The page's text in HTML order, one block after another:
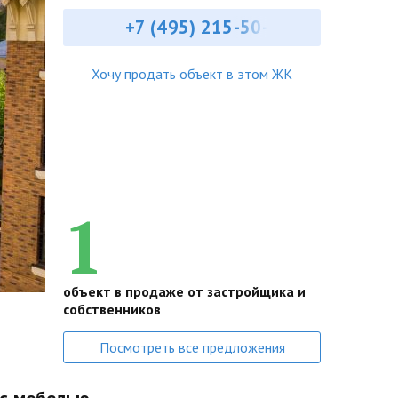
+7 (495) 215-50-
Хочу продать объект в этом ЖК
1
объект в продаже от застройщика и
собственников
Посмотреть все предложения